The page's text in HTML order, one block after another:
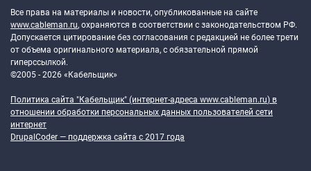
Все права на материалы и новости, опубликованные на сайте
www.cableman.ru, охраняются в соответствии с законодательством РФ.
Допускается цитирование без согласования с редакцией не более трети
от объема оригинального материала, с обязательной прямой
гиперссылкой.
©2005 - 2026 «Кабельщик»
Политика сайта "Кабельщик" (интернет-адреса www.cableman.ru) в
отношении обработки персональных данных пользователей сети
интернет
DrupalCoder — поддержка сайта c 2017 года